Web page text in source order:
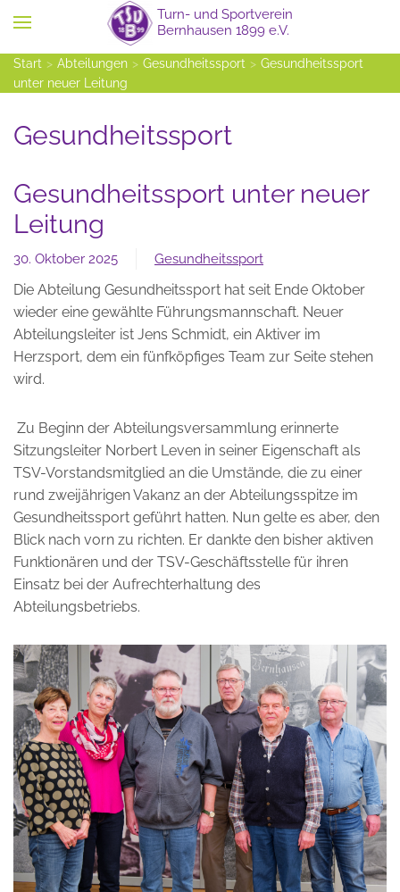
Zum Hauptinhalt springen
Start Abteilungen Gesundheitssport
Gesundheitssport
unter neuer Leitung
Gesundheitssport
Gesundheitssport unter neuer
Leitung
30. Oktober 2025 Gesundheitssport
Die Abteilung Gesundheitssport hat seit Ende Oktober
wieder eine gewählte Führungsmannschaft. Neuer
Abteilungsleiter ist Jens Schmidt, ein Aktiver im
Herzsport, dem ein fünfköpfiges Team zur Seite stehen
wird.
Zu Beginn der Abteilungsversammlung erinnerte
Sitzungsleiter Norbert Leven in seiner Eigenschaft als
TSV-Vorstandsmitglied an die Umstände, die zu einer
rund zweijährigen Vakanz an der Abteilungsspitze im
Gesundheitssport geführt hatten. Nun gelte es aber, den
Blick nach vorn zu richten. Er dankte den bisher aktiven
Funktionären und der TSV-Geschäftsstelle für ihren
Einsatz bei der Aufrechterhaltung des
Abteilungsbetriebs.